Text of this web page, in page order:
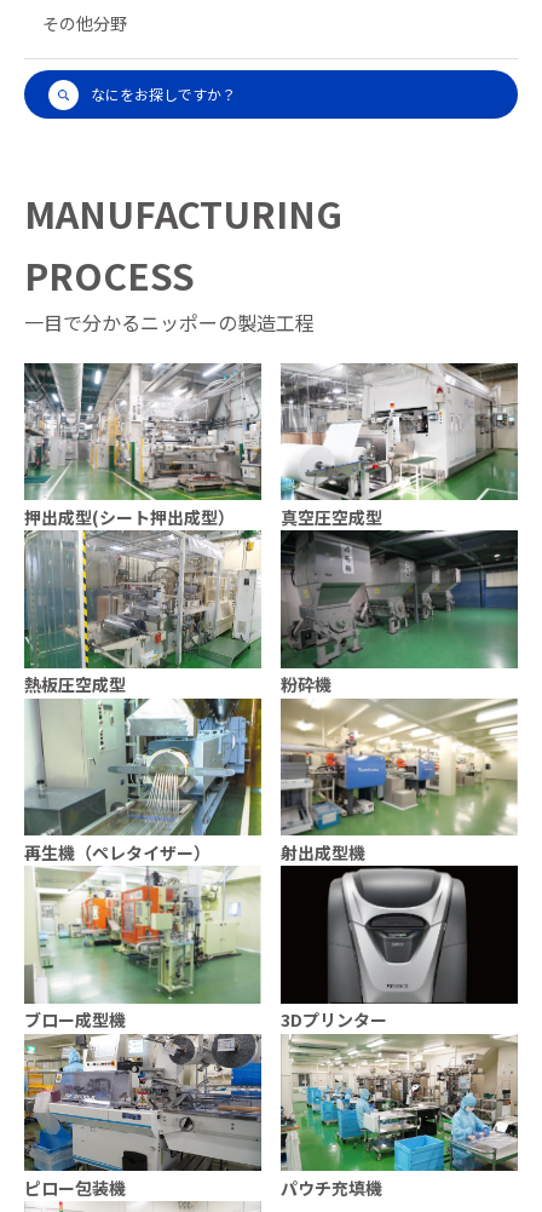
その他分野
なにをお探しですか？
MANUFACTURING
PROCESS
一目で分かるニッポーの製造工程
押出成型(シート押出成型） 真空圧空成型
熱板圧空成型 粉砕機
再生機（ペレタイザー） 射出成型機
ブロー成型機 3Dプリンター
ピロー包装機 パウチ充填機